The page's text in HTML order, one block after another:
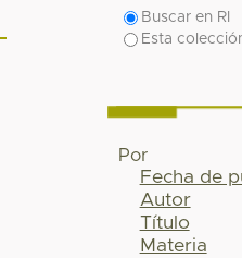
Buscar en RI
Esta
Por
Fecha de
Autor
Título
Materia